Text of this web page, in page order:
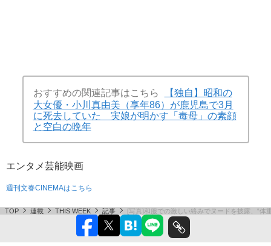
おすすめの関連記事はこちら
【独自】昭和の
大女優・小川真由美（享年86）が鹿児島で3月
に死去していた 実娘が明かす「毒母」の素顔
と空白の晩年
エンタメ芸能映画
週刊文春CINEMAはこちら
TOP 連載 THIS WEEK 記事 [写真]和服での激しい絡みでヌードを披露、“